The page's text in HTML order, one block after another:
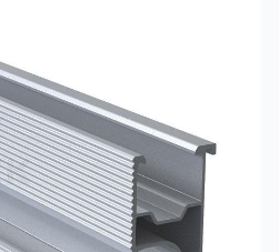
EN English
ME Crnogorski